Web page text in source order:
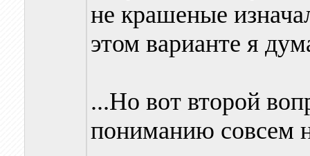
не крашеные
этом варианте я
...Но вот второй
пониманию совсем